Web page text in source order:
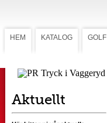
HEM KATALOG GOLF
Aktuellt